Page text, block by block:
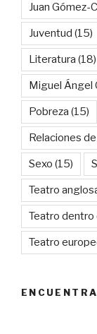
Juan Gómez-
Juventud (15)
Literatura (18)
Miguel Ángel
Pobreza (15)
Relaciones
Sexo (15)
Teatro
Teatro
Teatro